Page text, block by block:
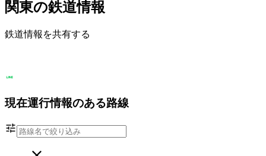
関東の鉄道情報
鉄道情報を共有する
現在運行情報のある路線